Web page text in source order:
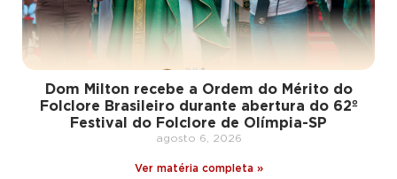
Dom Milton recebe a Ordem do Mérito do
Folclore Brasileiro durante abertura do 62º
Festival do Folclore de Olímpia-SP
agosto 6, 2026
Ver matéria completa »